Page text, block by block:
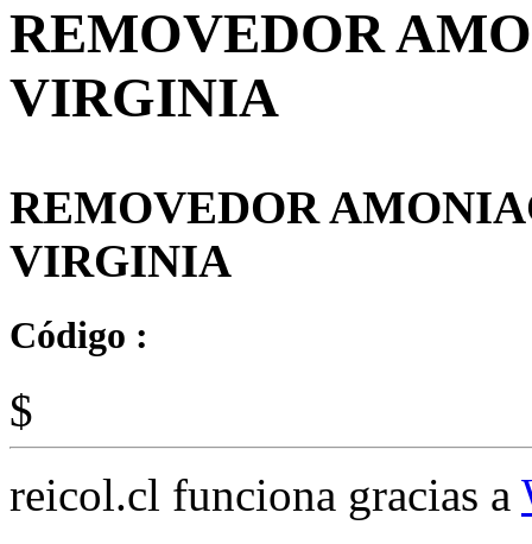
REMOVEDOR
VIRGINIA
REMOVEDOR
VIRGINIA
Código :
$
reicol.cl funciona gracias a